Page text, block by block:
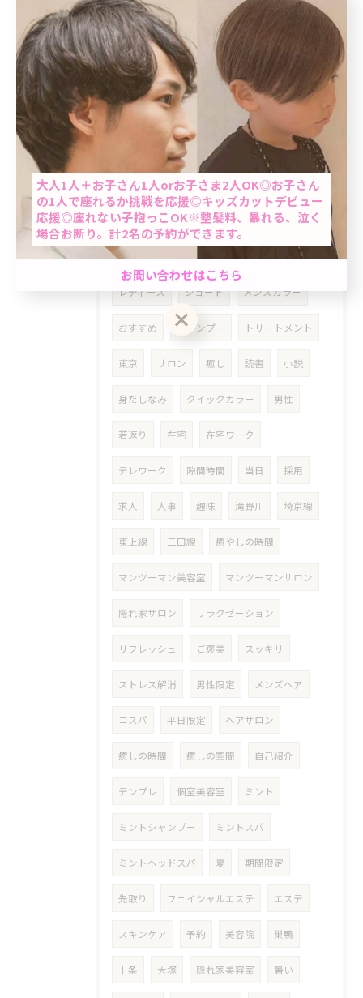
タグ Tags
ヘッドスパ 炭酸シャンプー 頭皮ケア
ヘアカット ヘアカラー
リタッチカラー ヘアケア
髪質改善 被膜除去 時短 タイパ
ストレス発散 理容室 ストレス
カウンセリング 相談 悩み 不安
レディース ショート メンズカラー
おすすめ シャンプー トリートメント
東京 サロン 癒し 読書 小説
身だしなみ クイックカラー 男性
若返り 在宅 在宅ワーク
テレワーク 隙間時間 当日 採用
求人 人事 趣味 滝野川 埼京線
東上線 三田線 癒やしの時間
マンツーマン美容室 マンツーマンサロン
隠れ家サロン リラクゼーション
リフレッシュ ご褒美 スッキリ
ストレス解消 男性限定 メンズヘア
コスパ 平日限定 ヘアサロン
癒しの時間 癒しの空間 自己紹介
テンプレ 個室美容室 ミント
ミントシャンプー ミントスパ
ミントヘッドスパ 夏 期間限定
先取り フェイシャルエステ エステ
スキンケア 予約 美容院 巣鴨
十条 大塚 隠れ家美容室 暑い
当日予約OK
クーポン一覧はこちら
大人1人＋お子さん1人orお子さま2人OK◎お子さん
の1人で座れるか挑戦を応援◎キッズカットデビュー
応援◎座れない子抱っこOK※整髪料、暴れる、泣く
場合お断り。計2名の予約ができます。
お問い合わせはこちら
男性限定★最短60分で完了のクイック白髪染め＆カ
ット☆「ちょっと気になる…」を気軽にケア。週末
前におすすめ◎自然で清潔感のある仕上がり☆
お問い合わせはこちら